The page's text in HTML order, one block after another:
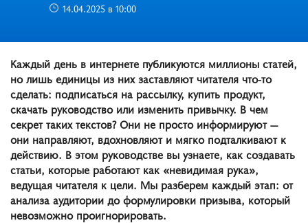
14.04.2025 в 10:00
Каждый день в интернете публикуются миллионы статей,
но лишь единицы из них заставляют читателя что-то
сделать: подписаться на рассылку, купить продукт,
скачать руководство или изменить привычку. В чем
секрет таких текстов? Они не просто информируют —
они направляют, вдохновляют и мягко подталкивают к
действию. В этом руководстве вы узнаете, как создавать
статьи, которые работают как «невидимая рука»,
ведущая читателя к цели. Мы разберем каждый этап: от
анализа аудитории до формулировки призыва, который
невозможно проигнорировать.